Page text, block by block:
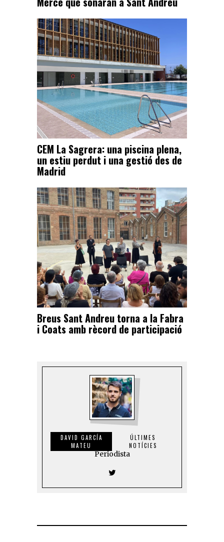
CEM La Sagrera: una piscina plena,
un estiu perdut i una gestió des de
Madrid
Breus Sant Andreu torna a la Fabra
i Coats amb rècord de participació
DAVID GARCÍA
MATEU
ÚLTIMES
NOTÍCIES
Periodista